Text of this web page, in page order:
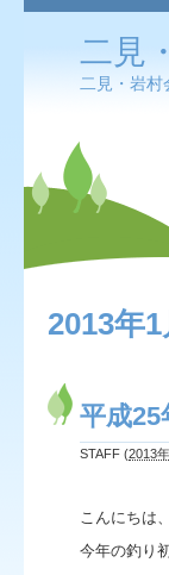
二見
二見・岩村
2013年
平成25
STAFF (2013
こんにちは、
今年の釣り